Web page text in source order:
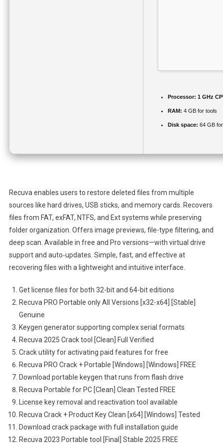
Processor: 1 GHz
RAM: 4 GB for tools
Disk space: 64 GB
Recuva enables users to restore deleted files from multiple
sources like hard drives, USB sticks, and memory cards. Recovers
files from FAT, exFAT, NTFS, and Ext systems while preserving
folder organization. Offers image previews, file-type filtering, and
deep scan. Available in free and Pro versions—with virtual drive
support and auto‑updates. Simple, fast, and effective at
recovering files with a lightweight and intuitive interface.
Get license files for both 32-bit and 64-bit editions
Recuva PRO Portable only All Versions [x32-x64] [Stable]
Genuine
Keygen generator supporting complex serial formats
Recuva 2025 Crack tool [Clean] Full Verified
Crack utility for activating paid features for free
Recuva PRO Crack + Portable [Windows] [Windows] FREE
Download portable keygen that runs from flash drive
Recuva Portable for PC [Clean] Clean Tested FREE
License key removal and reactivation tool available
Recuva Crack + Product Key Clean [x64] [Windows] Tested
Download crack package with full installation guide
Recuva 2023 Portable tool [Final] Stable 2025 FREE